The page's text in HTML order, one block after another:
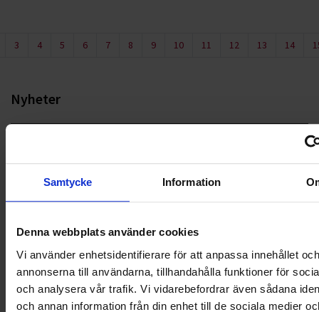
Samtycke Information
Denna webbplats använder cookies
Vi använder enhetsidentifierare för att anpassa innehållet och
annonserna till användarna, tillhandahålla funktioner för
och analysera vår trafik. Vi vidarebefordrar även sådana
och annan information från din enhet till de sociala medier
3 4 5 6 7 8 9 10 11 12 13 14
Nyheter
LANDSKRONA
NYA UPPDRAG
OHLSSONS REGION MITT
OHLSSONS REGION SYD